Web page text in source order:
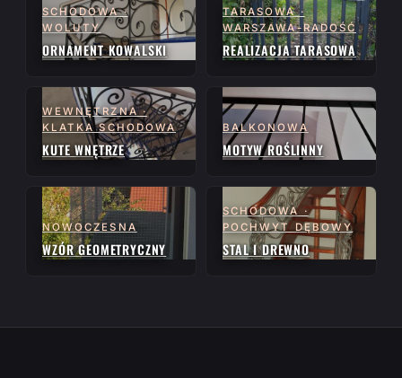
SCHODOWA ·
WOLUTY
ORNAMENT KOWALSKI
TARASOWA ·
WARSZAWA-RADOŚĆ
REALIZACJA TARASOWA
WEWNĘTRZNA ·
KLATKA SCHODOWA
KUTE WNĘTRZE
BALKONOWA
MOTYW ROŚLINNY
NOWOCZESNA
WZÓR GEOMETRYCZNY
SCHODOWA ·
POCHWYT DĘBOWY
STAL I DREWNO